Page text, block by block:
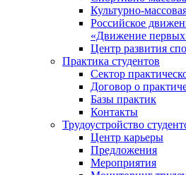
Культурно-
Российское
«Движение
Центр развития
Практика студентов
Сектор
Договор о
Базы практик
Контакты
Трудоустройство
Центр карьеры
Предложения
Мероприятия